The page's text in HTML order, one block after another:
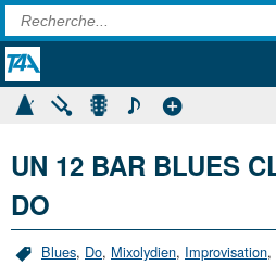
UN 12 BAR BLUES
DO
Blues, Do, Mixolydien, Improvisation,